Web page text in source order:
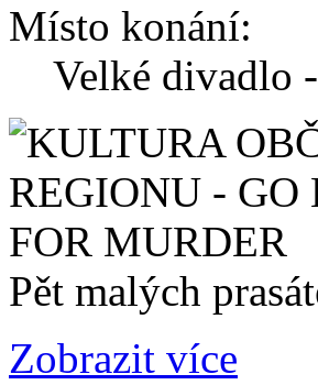
Místo konání:
Velké divadlo
Pět malých
Zobrazit více